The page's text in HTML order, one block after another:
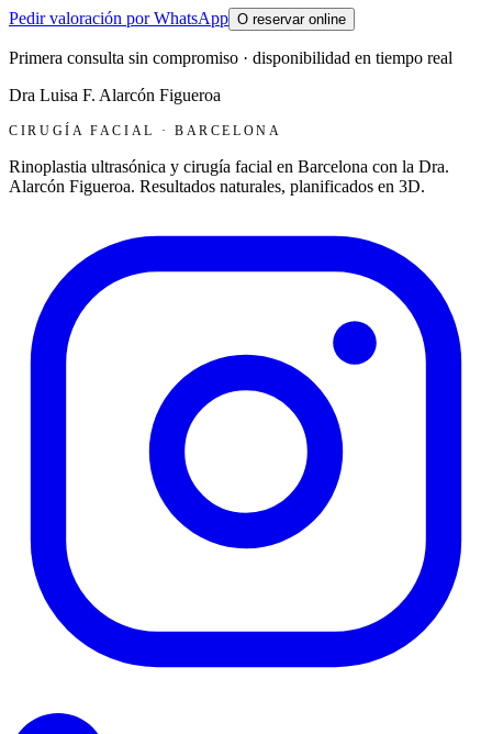
Pedir valoración por WhatsApp O reservar online
Primera consulta sin compromiso · disponibilidad en tiempo real
Dra Luisa F. Alarcón Figueroa
CIRUGÍA FACIAL · BARCELONA
Rinoplastia ultrasónica y cirugía facial en Barcelona con la Dra.
Alarcón Figueroa. Resultados naturales, planificados en 3D.